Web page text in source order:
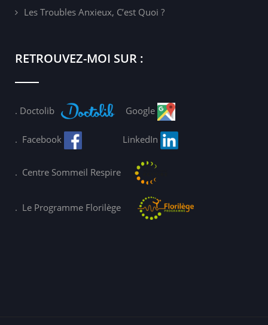
Les Troubles Anxieux, C’est Quoi ?
RETROUVEZ-MOI SUR :
. Doctolib Google
. Facebook LinkedIn
. Centre Sommeil Respire
. Le Programme Florilège